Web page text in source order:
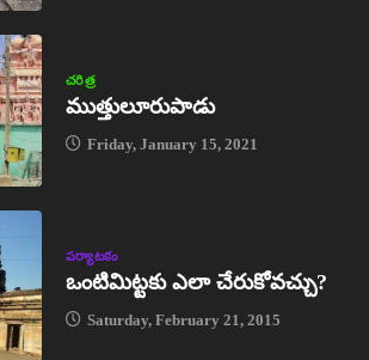
చరిత్ర
ముత్తులూరుపాడు
Friday, January 15, 2021
పర్యాటకం
ఒంటిమిట్టకు ఎలా చేరుకోవచ్చు?
Saturday, February 21, 2015